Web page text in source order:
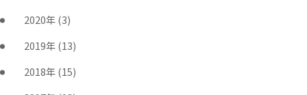
2020年(3)
2019年(13)
2018年(15)